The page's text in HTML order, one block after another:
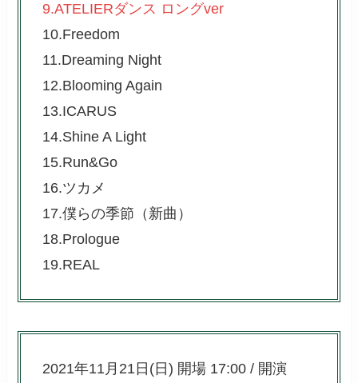
9.ATELIERダンス ロングver
10.Freedom
11.Dreaming Night
12.Blooming Again
13.ICARUS
14.Shine A Light
15.Run&Go
16.ツカメ
17.僕らの季節（新曲）
18.Prologue
19.REAL
2021年11月21日(日) 開場 17:00 / 開演